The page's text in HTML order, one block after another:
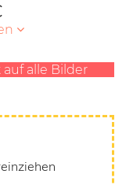
auf alle Bilder